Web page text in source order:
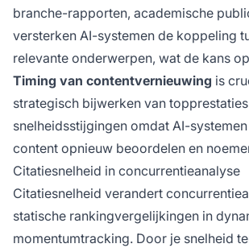
branche-rapporten, academische
versterken AI-systemen de koppeling
relevante onderwerpen, wat de kans
Timing van contentvernieuwing is
strategisch bijwerken van
snelheidsstijgingen omdat AI-
content opnieuw beoordelen en
Citatiesnelheid in concurrentieanalyse
Citatiesnelheid verandert
statische rankingvergelijkingen in
momentumtracking. Door je snelheid